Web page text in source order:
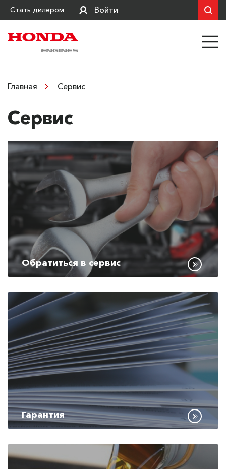
Стать дилером Войти
Главная Сервис
Сервис
Обратиться в сервис
Гарантия